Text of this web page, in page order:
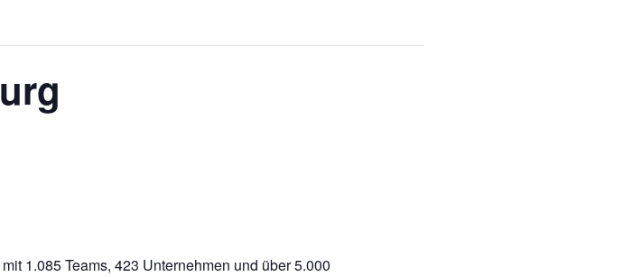
1.085 Teams, 423 Unternehmen und über 5.000